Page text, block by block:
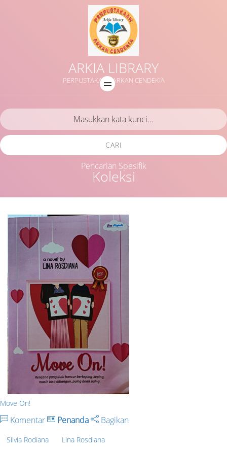
ARKIA LIBRARY
PERPUSTAKAAN ARKAN CENDEKIA
Koleksi
CARI
Pencarian Spesifik
Move On!
Komentar Penanda Bagikan
Silvia Rodiana Lina Rosdiana